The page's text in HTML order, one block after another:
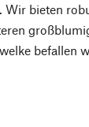
Wir bieten
befallen